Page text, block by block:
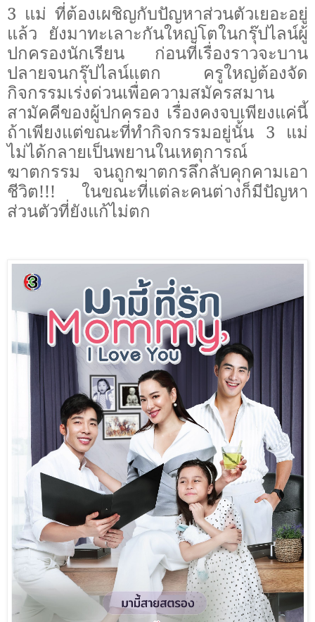
3 แม่ ที่ต้องเผชิญกับปัญหาส่วนตัวเยอะอยู่
แล้ว ยังมาทะเลาะกันใหญ่โตในกรุ๊ปไลน์ผู้
ปกครองนักเรียน ก่อนที่เรื่องราวจะบาน
ปลายจนกรุ๊ปไลน์แตก ครูใหญ่ต้องจัด
กิจกรรมเร่งด่วนเพื่อความสมัครสมาน
สามัคคีของผู้ปกครอง เรื่องคงจบเพียงแค่นี้
ถ้าเพียงแต่ขณะที่ทำกิจกรรมอยู่นั้น 3 แม่
ไม่ได้กลายเป็นพยานในเหตุการณ์
ฆาตกรรม จนถูกฆาตกรลึกลับคุกคามเอา
ชีวิต!!! ในขณะที่แต่ละคนต่างก็มีปัญหา
ส่วนตัวที่ยังแก้ไม่ตก